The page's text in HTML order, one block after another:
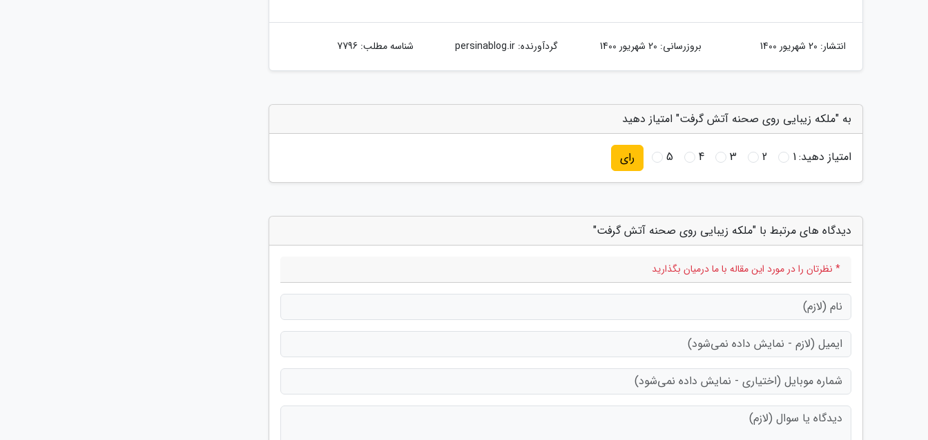
انتشار: 20 شهریور 1400 بروزرسانی: 20 شهریور 1400 گردآورنده:persinablog.ir شناسه مطلب: 7796
به "ملکه زیبایی روی صحنه آتش گرفت" امتیاز دهید
امتیاز دهید:1
2
3
4
5 رای
دیدگاه های مرتبط با "ملکه زیبایی روی صحنه آتش گرفت"
* نظرتان را در مورد این مقاله با ما درمیان بگذارید